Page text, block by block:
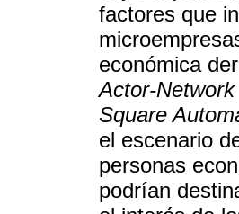
factores que
económica
Actor-
Square
el escenario
personas
podrían